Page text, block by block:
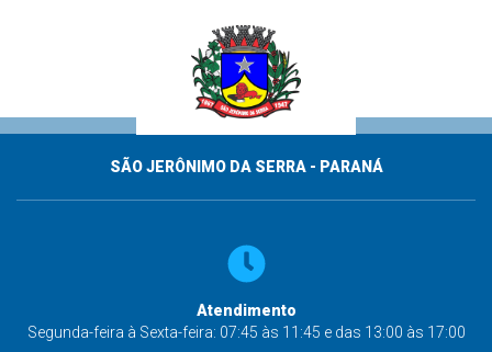
SÃO JERÔNIMO DA SERRA - PARANÁ
Atendimento
Segunda-feira à Sexta-feira: 07:45 às 11:45 e das 13:00 às 17:00